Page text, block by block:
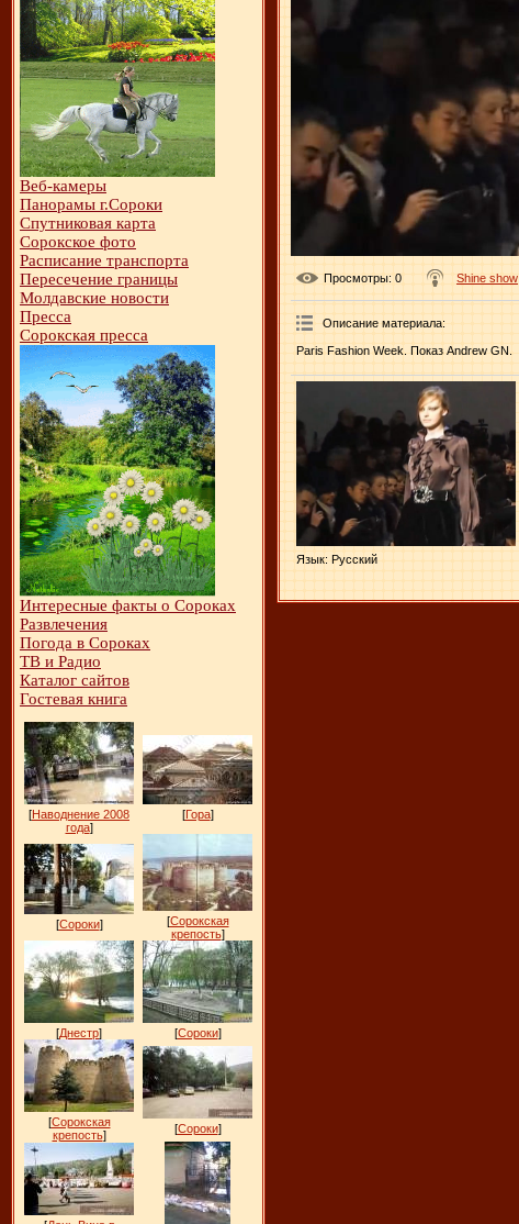
Веб-камеры
Панорамы г.Сороки
Спутниковая карта
Сорокское фото
Расписание транспорта
Пересечение границы
Молдавские новости
Пресса
Сорокская пресса
Интересные факты о Сороках
Развлечения
Погода в Сороках
ТВ и Радио
Каталог сайтов
Гостевая книга
[Наводнение 2008
года]
[Гора]
[Сороки] [Сорокская
крепость]
[Днестр] [Сороки]
[Сорокская
крепость] [Сороки]
Просмотры: 0 Shine show
Описание материала:
Paris Fashion Week. Показ Andrew GN.
Язык: Русский